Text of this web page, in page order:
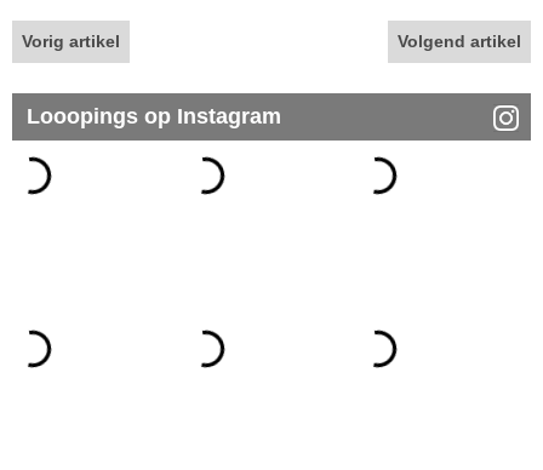
Vorig artikel Volgend artikel
Looopings op Instagram